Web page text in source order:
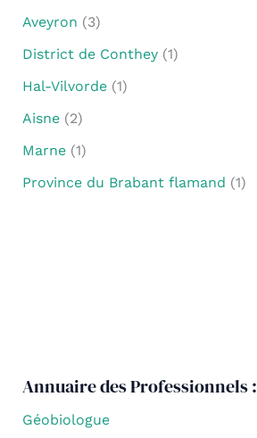
Aveyron (3)
District de Conthey(1)
Hal-Vilvorde(1)
Aisne(2)
Marne(1)
Province du Brabant flamand (1)
Annuaire des Professionnels :
Géobiologue